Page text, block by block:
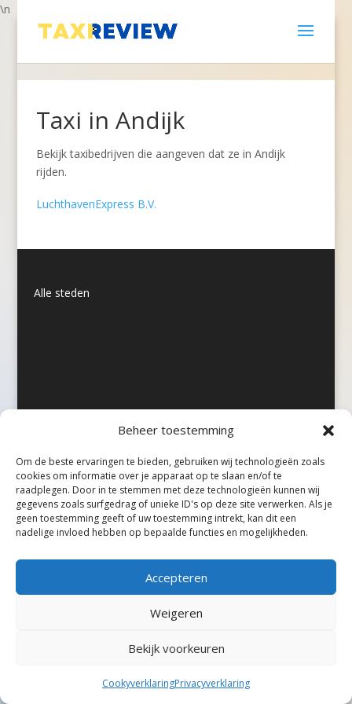
Beheer toestemming
Om de beste ervaringen te bieden, gebruiken wij technologieën zoals
cookies om informatie over je apparaat op te slaan en/of te
raadplegen. Door in te stemmen met deze technologieën kunnen wij
gegevens zoals surfgedrag of unieke ID's op deze site verwerken. Als je
geen toestemming geeft of uw toestemming intrekt, kan dit een
nadelige invloed hebben op bepaalde functies en mogelijkheden.
Accepteren
Weigeren
Bekijk voorkeuren
CookyverklaringPrivacyverklaring
\n
Taxi in Andijk
Bekijk taxibedrijven die aangeven dat ze in Andijk
rijden.
LuchthavenExpress B.V.
Alle steden
©Taxireview, alle rechten voorbehouden.